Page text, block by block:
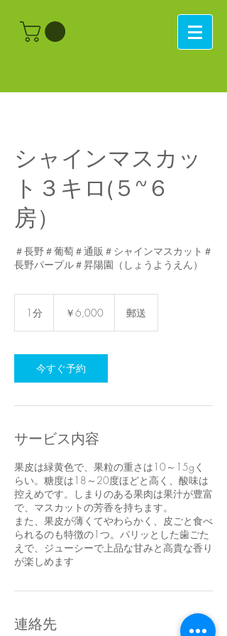
シャインマスカッ
ト３キロ(５~６
房）
＃長野＃葡萄＃通販＃シャインマスカット＃
長野パープル＃昇陽園（しょうようえん）
1分 ￥6,000 郵送
今すぐ予約
サービス内容
果皮は緑黄色で、果粒の重さは10～15gく
らい。糖度は18～20度ほどと高く、酸味は
控えめです。しまりのある果肉は果汁が豊富
で、マスカットの芳香を持ちます。
また、果皮が薄くてやわらかく、皮ごと食べ
られるのも特徴の1つ。パリッとした歯ごた
えで、ジューシーで上品な甘みと高貴な香り
が楽しめます
連絡先